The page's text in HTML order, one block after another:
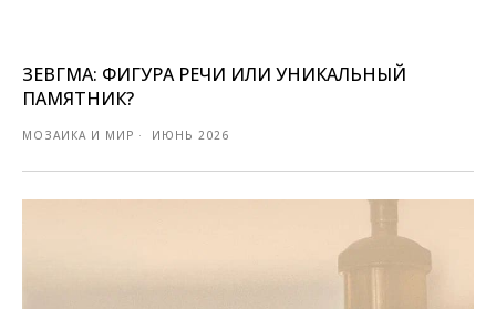
ЗЕВГМА: ФИГУРА РЕЧИ ИЛИ УНИКАЛЬНЫЙ
ПАМЯТНИК?
МОЗАИКА И МИР ИЮНЬ 2026